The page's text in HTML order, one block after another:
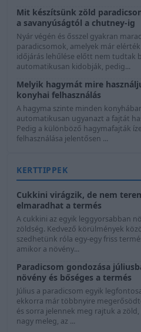
Mit készítsünk zöld
a savanyúságtól a chutney-ig
Nyár végén és ősszel gyakran
paradicsomok, amelyek már
időjárás lehűlése előtt nem tudtak
automatikusan kidobják, pedig...
Melyik hagymát mire
konyhai felhasználás
A hagyma szinte minden
automatikusan ugyanazt a fajtát
Pedig a különböző hagymafajták
felhasználása jelentősen ...
KERTTIPPEK
Cukkini virágzik, de nem
elmaradhat a termés
A cukkini az egyik leggyorsabban
zöldség. Kedvező körülmények
szedhetünk róla egy-egy friss
amikor a növény...
Paradicsom gondozása
növény és bőséges a termés
Július a paradicsom egyik
ekkorra már többnyire
és sorra jelennek meg rajtuk a
nagy meleg, az ...